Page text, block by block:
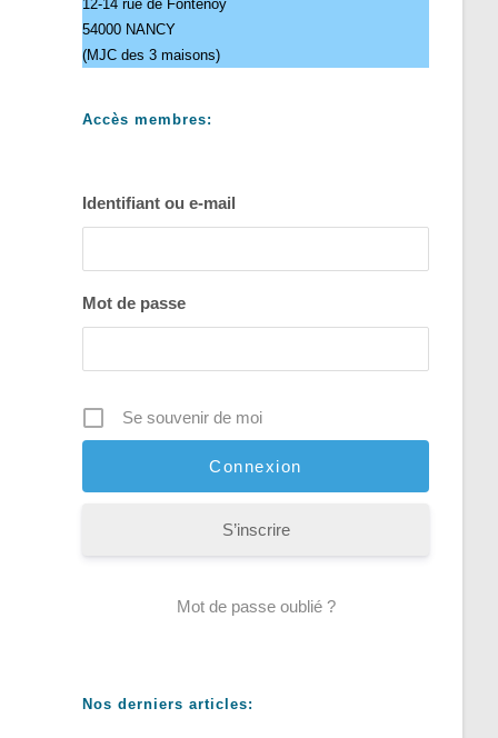
12-14 rue de Fontenoy
54000 NANCY
(MJC des 3 maisons)
Accès membres:
Identifiant ou e-mail
Mot de passe
Se souvenir de moi
S’inscrire
Mot de passe oublié ?
Nos derniers articles: